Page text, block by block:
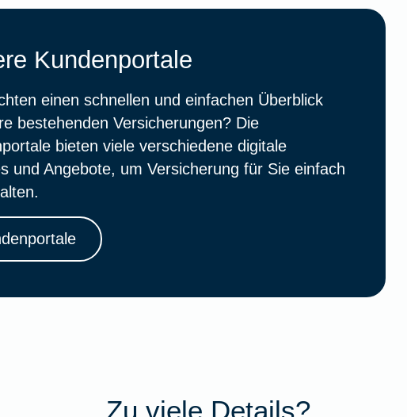
Kundenportale
einen schnellen und einfachen Überblick
bestehenden Versicherungen? Die
bieten viele verschiedene digitale
und Angebote, um Versicherung für Sie einfach
Zu viele Details?